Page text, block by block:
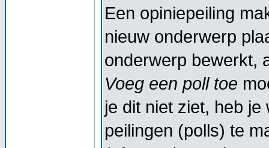
Een opiniepeiling
nieuw onderwerp
onderwerp bewerkt,
Voeg een poll toe
je dit niet ziet, heb
peilingen (polls) te